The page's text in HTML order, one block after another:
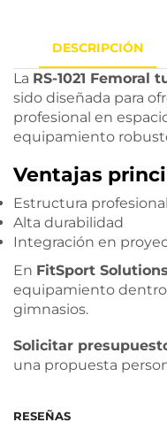
DESCRIPCIÓN
La RS-1021 Femoral
sido diseñada para
profesional en
equipamiento
Ventajas
Estructura
Alta durabilidad
Integración en
En FitSport Solutions
equipamiento
gimnasios.
Solicitar
una propuesta
RESEÑAS